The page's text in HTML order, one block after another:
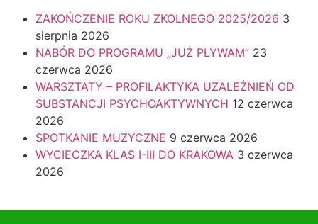
ZAKOŃCZENIE ROKU ZKOLNEGO 2025/2026 3
sierpnia 2026
NABÓR DO PROGRAMU „JUŻ PŁYWAM” 23
czerwca 2026
WARSZTATY – PROFILAKTYKA UZALEŻNIEŃ OD
SUBSTANCJI PSYCHOAKTYWNYCH 12 czerwca
2026
SPOTKANIE MUZYCZNE 9 czerwca 2026
WYCIECZKA KLAS I-III DO KRAKOWA 3 czerwca
2026